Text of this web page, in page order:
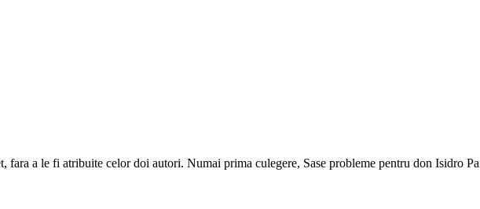
fara a le fi atribuite celor doi autori. Numai prima culegere, Sase probleme pentru don Isidro